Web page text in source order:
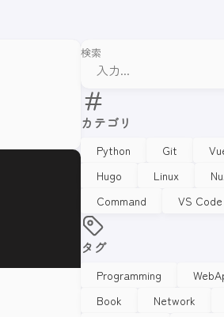
検索
カテゴリ
Python Git
Hugo
Linux
Command
VS Code
タグ
Programming
Book
Network